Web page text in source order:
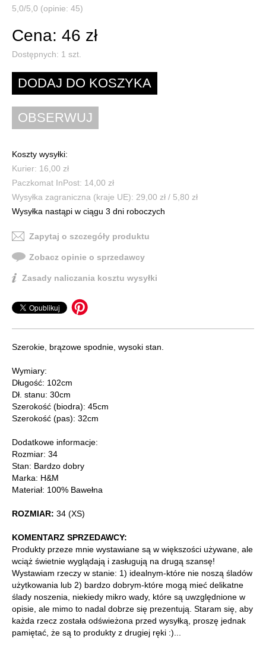
5,0/5,0 (opinie: 45)
Cena: 46 zł
Dostępnych: 1 szt.
Koszty wysyłki:
Kurier: 16,00 zł
Paczkomat InPost: 14,00 zł
Wysyłka zagraniczna (kraje UE): 29,00 zł / 5,80 zł
Wysyłka nastąpi w ciągu 3 dni roboczych
Zapytaj o szczegóły produktu
Zobacz opinie o sprzedawcy
Zasady naliczania kosztu wysyłki
Szerokie, brązowe spodnie, wysoki stan.
Wymiary:
Długość: 102cm
Dł. stanu: 30cm
Szerokość (biodra): 45cm
Szerokość (pas): 32cm
Dodatkowe informacje:
Rozmiar: 34
Stan: Bardzo dobry
Marka: H&M
Materiał: 100% Bawełna
ROZMIAR: 34 (XS)
KOMENTARZ SPRZEDAWCY:
Produkty przeze mnie wystawiane są w większości używane, ale
wciąż świetnie wyglądają i zasługują na drugą szansę!
Wystawiam rzeczy w stanie: 1) idealnym-które nie noszą śladów
użytkowania lub 2) bardzo dobrym-które mogą mieć delikatne
ślady noszenia, niekiedy mikro wady, które są uwzględnione w
opisie, ale mimo to nadal dobrze się prezentują. Staram się, aby
każda rzecz została odświeżona przed wysyłką, proszę jednak
pamiętać, że są to produkty z drugiej ręki :)...